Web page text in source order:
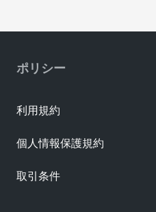
ポリシー
利用規約
個人情報保護規約
取引条件